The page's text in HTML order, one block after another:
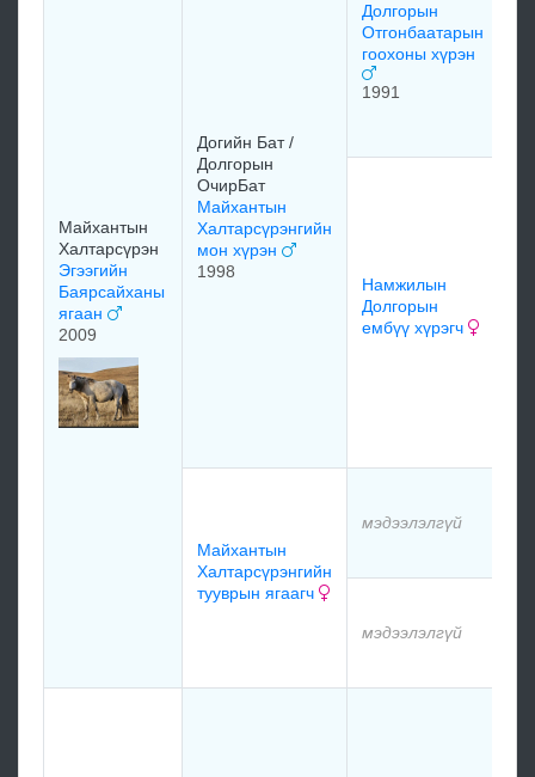
Майхантын
Халтарсүрэн
Эгээгийн
Баярсайханы
ягаан
2009
Догийн Бат /
Долгорын
ОчирБат
Майхантын
Халтарсүрэнгийн
мон хүрэн
1998
Долгорын
Отгонбаатарын
гоохоны хүрэн
1991
Намжилын
Долгорын
ембүү хүрэгч
Майхантын
Халтарсүрэнгийн
тууврын ягаагч
мэдээлэлгүй
мэдээлэлгүй